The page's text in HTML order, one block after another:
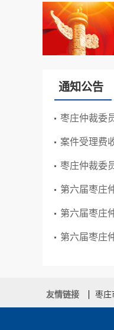
通知公告
枣庄仲裁委
案件受理费
枣庄仲裁委
第六届枣庄
第六届枣庄
第六届枣庄
友情链接 枣庄